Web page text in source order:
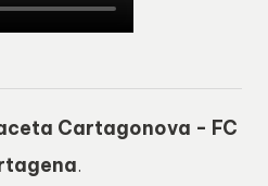
Cartagonova - FC
.